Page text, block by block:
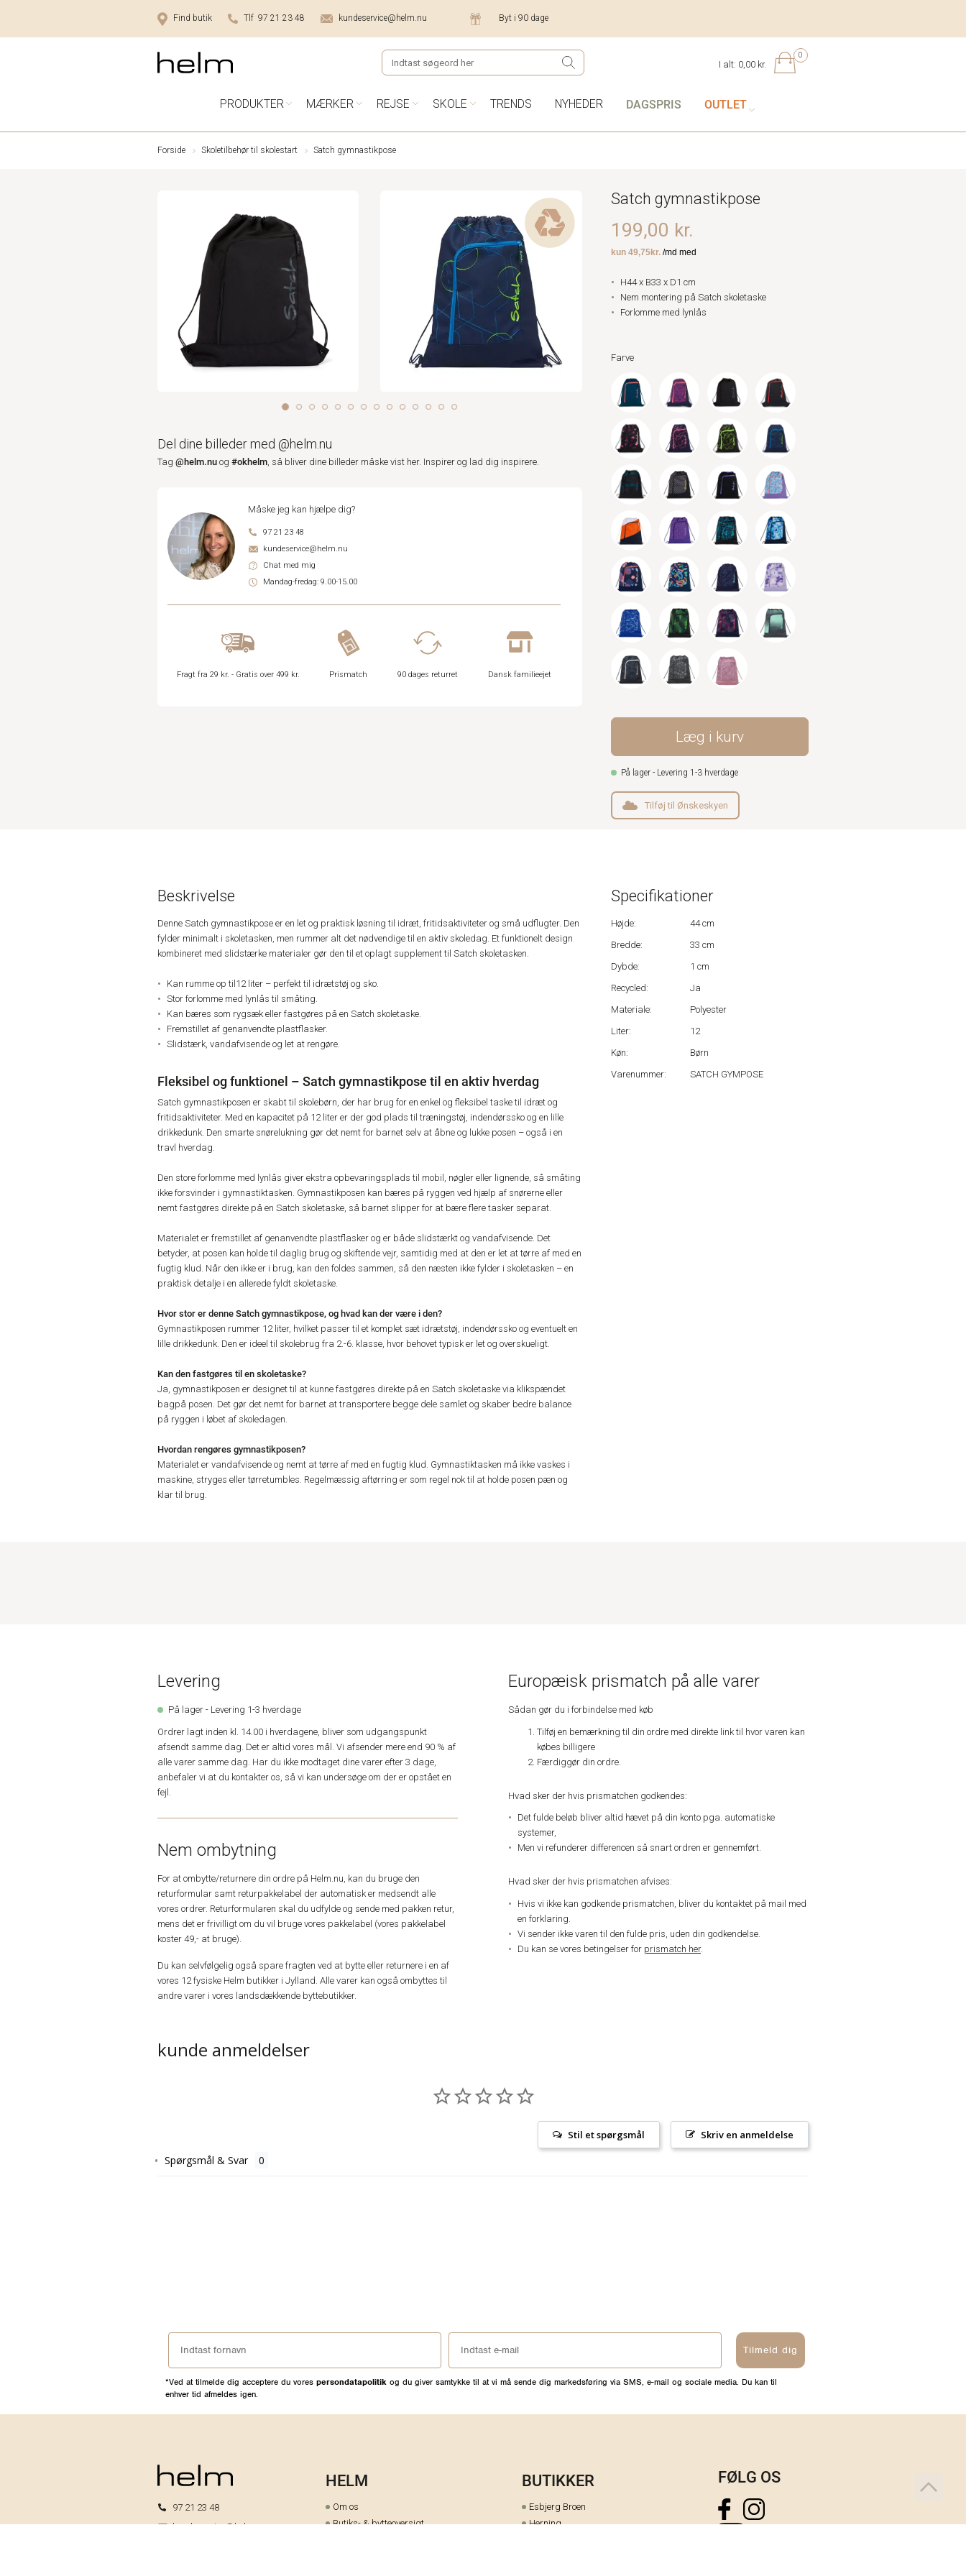
Find butik Tlf 97 21 23 48 kundeservice@helm.nu Byt i 90 dage
0
I alt: 0,00 kr.
PRODUKTER MÆRKER REJSE SKOLE TRENDS NYHEDER DAGSPRIS OUTLET
Forside Skoletilbehør til skolestart Satch gymnastikpose
Del dine billeder med @helm.nu
Tag @helm.nu og #okhelm, så bliver dine billeder måske vist her. Inspirer og lad dig inspirere.
Måske jeg kan hjælpe dig?
97 21 23 48
kundeservice@helm.nu
Chat med mig
Mandag-fredag: 9.00-15.00
Fragt fra 29 kr. - Gratis over 499 kr. Prismatch 90 dages returret Dansk familieejet
Satch gymnastikpose
199,00 kr.
H44 x B33 x D1 cm
Nem montering på Satch skoletaske
Forlomme med lynlås
Farve
Læg i kurv
På lager - Levering 1-3 hverdage
Tilføj til Ønskeskyen
Beskrivelse
Denne Satch gymnastikpose er en let og praktisk løsning til idræt, fritidsaktiviteter og små udflugter. Den
fylder minimalt i skoletasken, men rummer alt det nødvendige til en aktiv skoledag. Et funktionelt design
kombineret med slidstærke materialer gør den til et oplagt supplement til Satch skoletasken.
Kan rumme op til12 liter – perfekt til idrætstøj og sko.
Stor forlomme med lynlås til småting.
Kan bæres som rygsæk eller fastgøres på en Satch skoletaske.
Fremstillet af genanvendte plastflasker.
Slidstærk, vandafvisende og let at rengøre.
Fleksibel og funktionel – Satch gymnastikpose til en aktiv hverdag
Satch gymnastikposen er skabt til skolebørn, der har brug for en enkel og fleksibel taske til idræt og
fritidsaktiviteter. Med en kapacitet på 12 liter er der god plads til træningstøj, indendørssko og en lille
drikkedunk. Den smarte snørelukning gør det nemt for barnet selv at åbne og lukke posen – også i en
travl hverdag.
Den store forlomme med lynlås giver ekstra opbevaringsplads til mobil, nøgler eller lignende, så småting
ikke forsvinder i gymnastiktasken. Gymnastikposen kan bæres på ryggen ved hjælp af snørerne eller
nemt fastgøres direkte på en Satch skoletaske, så barnet slipper for at bære flere tasker separat.
Materialet er fremstillet af genanvendte plastflasker og er både slidstærkt og vandafvisende. Det
betyder, at posen kan holde til daglig brug og skiftende vejr, samtidig med at den er let at tørre af med en
fugtig klud. Når den ikke er i brug, kan den foldes sammen, så den næsten ikke fylder i skoletasken – en
praktisk detalje i en allerede fyldt skoletaske.
Hvor stor er denne Satch gymnastikpose, og hvad kan der være i den?
Gymnastikposen rummer 12 liter, hvilket passer til et komplet sæt idrætstøj, indendørssko og eventuelt en
lille drikkedunk. Den er ideel til skolebrug fra 2.-6. klasse, hvor behovet typisk er let og overskueligt.
Kan den fastgøres til en skoletaske?
Ja, gymnastikposen er designet til at kunne fastgøres direkte på en Satch skoletaske via klikspændet
bagpå posen. Det gør det nemt for barnet at transportere begge dele samlet og skaber bedre balance
på ryggen i løbet af skoledagen.
Hvordan rengøres gymnastikposen?
Materialet er vandafvisende og nemt at tørre af med en fugtig klud. Gymnastiktasken må ikke vaskes i
maskine, stryges eller tørretumbles. Regelmæssig aftørring er som regel nok til at holde posen pæn og
klar til brug.
Specifikationer
Højde:
44 cm
Bredde:
33 cm
Dybde:
1 cm
Recycled:
Ja
Materiale:
Polyester
Liter:
12
Køn:
Børn
Varenummer:
SATCH GYMPOSE
Levering
På lager - Levering 1-3 hverdage
Ordrer lagt inden kl. 14.00 i hverdagene, bliver som udgangspunkt
afsendt samme dag. Det er altid vores mål. Vi afsender mere end 90 % af
alle varer samme dag. Har du ikke modtaget dine varer efter 3 dage,
anbefaler vi at du kontakter os, så vi kan undersøge om der er opstået en
fejl.
Nem ombytning
For at ombytte/returnere din ordre på Helm.nu, kan du bruge den
returformular samt returpakkelabel der automatisk er medsendt alle
vores ordrer. Returformularen skal du udfylde og sende med pakken retur,
mens det er frivilligt om du vil bruge vores pakkelabel (vores pakkelabel
koster 49,- at bruge).
Du kan selvfølgelig også spare fragten ved at bytte eller returnere i en af
vores 12 fysiske Helm butikker i Jylland. Alle varer kan også ombyttes til
andre varer i vores landsdækkende byttebutikker.
Europæisk prismatch på alle varer
Sådan gør du i forbindelse med køb
Tilføj en bemærkning til din ordre med direkte link til hvor varen kan
købes billigere
Færdiggør din ordre.
Hvad sker der hvis prismatchen godkendes:
Det fulde beløb bliver altid hævet på din konto pga. automatiske
systemer,
Men vi refunderer differencen så snart ordren er gennemført.
Hvad sker der hvis prismatchen afvises:
Hvis vi ikke kan godkende prismatchen, bliver du kontaktet på mail med
en forklaring.
Vi sender ikke varen til den fulde pris, uden din godkendelse.
Du kan se vores betingelser for prismatch her.
kunde anmeldelser
Skriv en anmeldelse
Stil et spørgsmål
Spørgsmål & Svar
Tilmeld dig
*Ved at tilmelde dig acceptere du vores persondatapolitik og du giver samtykke til at vi må sende dig markedsføring via SMS, e-mail og sociale media. Du kan til
enhver tid afmeldes igen.
97 21 23 48
kundeservice@helm.nu
HELM
Om os
Butiks- & bytteoversigt
BUTIKKER
Esbjerg Broen
Herning
FØLG OS